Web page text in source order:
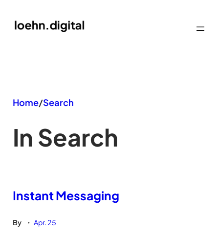
Inhalt
Home/Search
In Search
Instant Messaging
By • Apr. 25